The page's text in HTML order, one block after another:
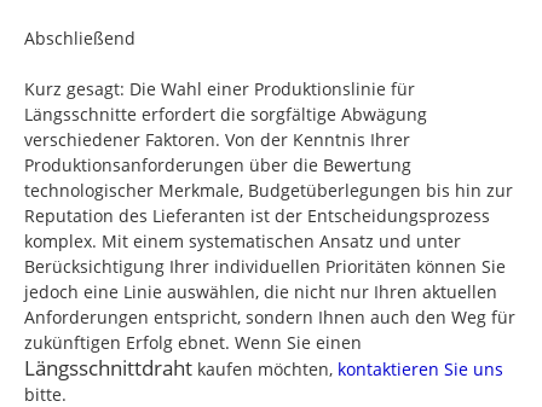
Abschließend
Kurz gesagt: Die Wahl einer Produktionslinie für
Längsschnitte erfordert die sorgfältige Abwägung
verschiedener Faktoren. Von der Kenntnis Ihrer
Produktionsanforderungen über die Bewertung
technologischer Merkmale, Budgetüberlegungen bis hin zur
Reputation des Lieferanten ist der Entscheidungsprozess
komplex. Mit einem systematischen Ansatz und unter
Berücksichtigung Ihrer individuellen Prioritäten können Sie
jedoch eine Linie auswählen, die nicht nur Ihren aktuellen
Anforderungen entspricht, sondern Ihnen auch den Weg für
zukünftigen Erfolg ebnet. Wenn Sie einen
Längsschnittdraht kaufen möchten, kontaktieren Sie uns
bitte.